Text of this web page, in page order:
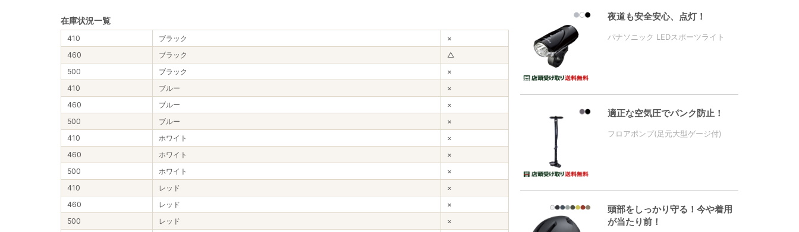
在庫状況一覧
410 ブラック
×
460
ブラック
△
500
ブラック
×
410
ブルー
×
460
ブルー
×
500
ブルー
×
410
ホワイト
×
460
ホワイト
×
500
ホワイト
×
410
レッド
×
460
レッド
×
500
レッド
×
夜道も安全安心、点灯！
パナソニック LEDスポーツライト
適正な空気圧でパンク防止！
フロアポンプ(足元大型ゲージ付)
頭部をしっかり守る！今や着用
が当たり前！